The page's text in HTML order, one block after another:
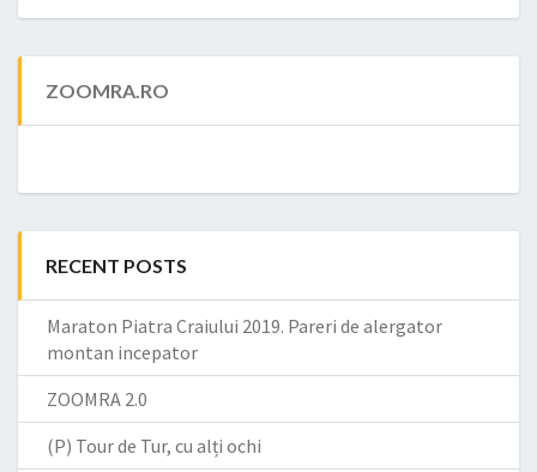
ZOOMRA.RO
RECENT POSTS
Maraton Piatra Craiului 2019. Pareri de alergator
montan incepator
ZOOMRA 2.0
(P) Tour de Tur, cu alți ochi